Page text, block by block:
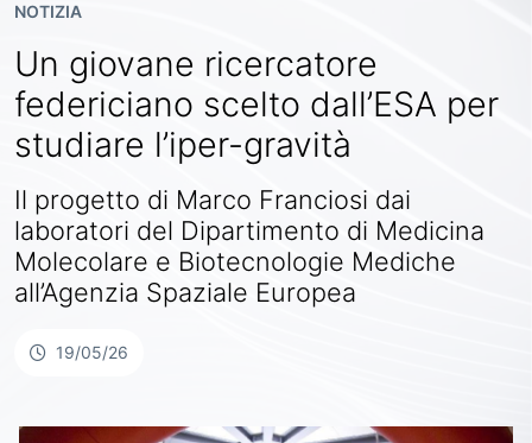
NOTIZIA
Un giovane ricercatore
federiciano scelto dall’ESA per
studiare l’iper-gravità
Il progetto di Marco Franciosi dai
laboratori del Dipartimento di Medicina
Molecolare e Biotecnologie Mediche
all’Agenzia Spaziale Europea
19/05/26